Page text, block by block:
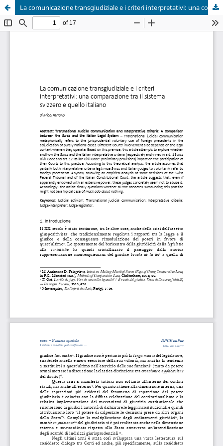
La comunicazione transgiudiziale e i criteri interpretativi: una comparazione tra il sistema svizzero e quello italiano